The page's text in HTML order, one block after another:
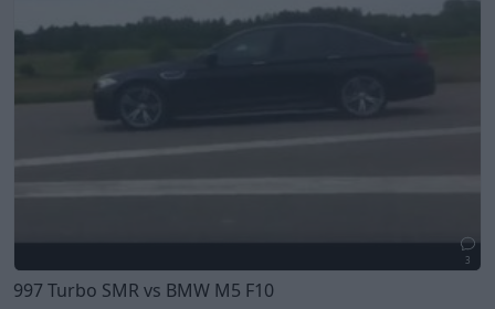
3
997 Turbo SMR vs BMW M5 F10